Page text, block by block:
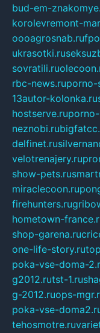
bud-em-
korolevremont-
oooagrosnab.ru
ukrasotki.ru
sovratili.ru
rbc-news.ruporno-
13autor-kolonka.ru
hostserve.ru
neznobi.ru
delfinet.ru
velotrenajery.ru
show-pets.ru
miraclecoon.ru
firehunters.ru
hometown-
shop-garena.ru
one-life-story.ru
poka-vse-doma-
g2012.rutst-1.ru
g-2012.ruops-
poka-vse-
tehosmotre.ru